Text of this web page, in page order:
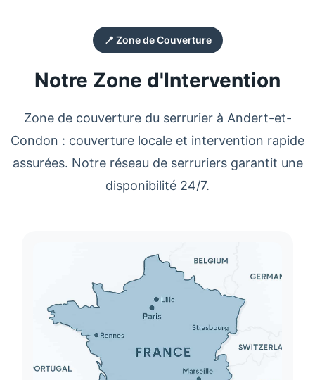
📍 Zone de Couverture
Notre Zone d'Intervention
Zone de couverture du serrurierà Andert-et-
Condon : couverture locale et intervention rapide
assurées. Notre réseau de serruriers garantit une
disponibilité 24/7.